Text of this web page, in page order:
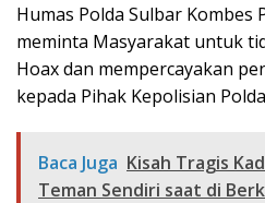
Humas Polda Sulbar Kombes
meminta Masyarakat untuk
Hoax dan mempercayakan
kepada Pihak Kepolisian
Baca Juga Kisah Tragis
Teman Sendiri saat di